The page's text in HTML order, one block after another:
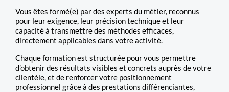
Vous êtes formé(e) par des experts du métier, reconnus
pour leur exigence, leur précision technique et leur
capacité à transmettre des méthodes efficaces,
directement applicables dans votre activité.
Chaque formation est structurée pour vous permettre
d’obtenir des résultats visibles et concrets auprès de votre
clientèle, et de renforcer votre positionnement
professionnel grâce à des prestations différenciantes,